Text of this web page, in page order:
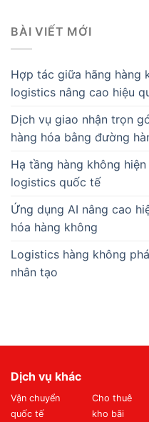
BÀI VIẾT MỚI
Hợp tác giữa hãng hàng
logistics nâng cao hiệu
Dịch vụ giao nhận trọn
hàng hóa bằng đường
Hạ tầng hàng không
logistics quốc tế
Ứng dụng AI nâng cao
hóa hàng không
Logistics hàng không
nhân tạo
Dịch vụ khác
Vận chuyển
quốc tế
Cho thuê
kho bãi